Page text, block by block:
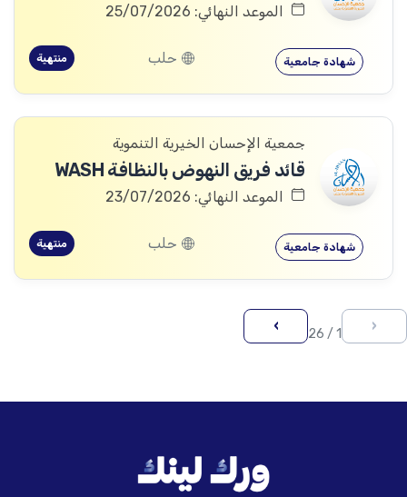
الموعد النهائي: 25/07/2026
شهادة جامعية حلب منتهية
جمعية الإحسان الخيرية التنموية
قائد فريق النهوض بالنظافة WASH
الموعد النهائي: 23/07/2026
شهادة جامعية حلب منتهية
‹
1 / 26
›